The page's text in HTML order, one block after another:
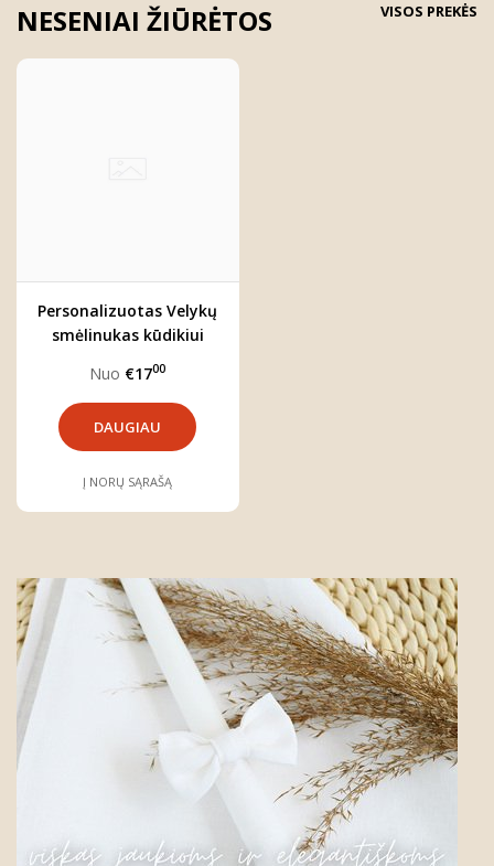
NESENIAI ŽIŪRĖTOS VISOS PREKĖS
Personalizuotas Velykų
smėlinukas kūdikiui
Nuo €1700
DAUGIAU
Į NORŲ SĄRAŠĄ